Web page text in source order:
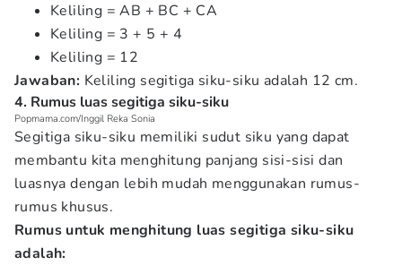
Keliling = AB + BC + CA
Keliling = 3 + 5 + 4
Keliling = 12
Jawaban: Keliling segitiga siku-siku adalah 12 cm.
4. Rumus luas segitiga siku-siku
Popmama.com/Inggil Reka Sonia
Segitiga siku-siku memiliki sudut siku yang dapat
membantu kita menghitung panjang sisi-sisi dan
luasnya dengan lebih mudah menggunakan rumus-
rumus khusus.
Rumus untuk menghitung luas segitiga siku-siku
adalah: